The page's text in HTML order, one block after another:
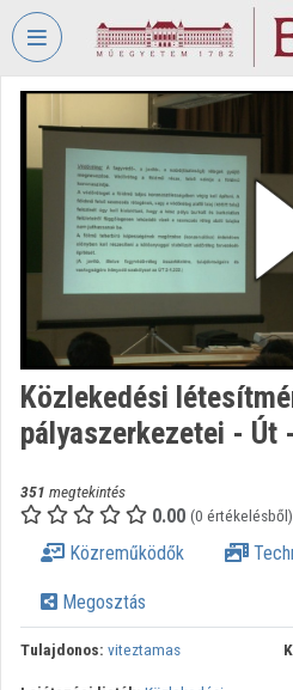
Fejléc kihagyása Menü kihagyása
TORIUM
BUDAPESTI
MŰSZAKI
GAZDASÁGTUDOMÁNYI
EGYETEM
Intézményi kezdőlap
Intézményi felfedezés
Kategóriák
Közlekedési
pályaszerkezetei - Út
351 megtekintés
0.00 (0 értékelésből)
Közreműködők
Megosztás
Tulajdonos: viteztamas